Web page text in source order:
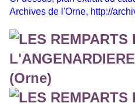
Archives de l'Orne, http://